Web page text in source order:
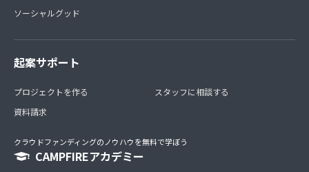
ソーシャルグッド
起案サポート
プロジェクトを作る
資料請求
スタッフに相談する
クラウドファンディングのノウハウを無料で学ぼう
CAMPFIREアカデミー